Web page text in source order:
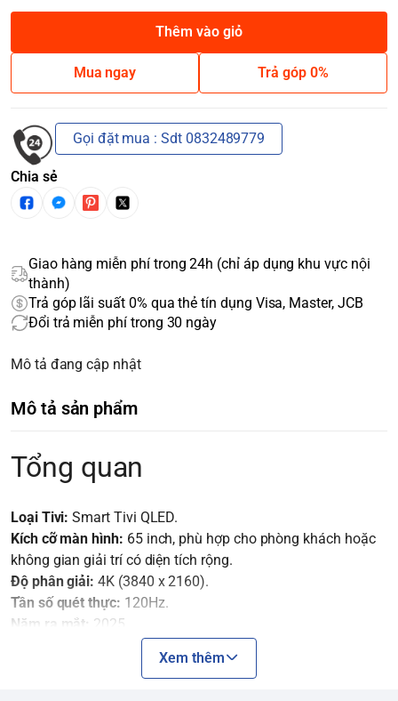
Thêm vào giỏ
Mua ngay Trả góp 0%
Gọi đặt mua : Sdt 0832489779
Chia sẻ
Giao hàng miễn phí trong 24h (chỉ áp dụng khu vực nội
thành)
Trả góp lãi suất 0% qua thẻ tín dụng Visa, Master, JCB
Đổi trả miễn phí trong 30 ngày
Mô tả đang cập nhật
Mô tả sản phẩm
Tổng quan
Loại Tivi: Smart Tivi QLED.
Kích cỡ màn hình: 65 inch, phù hợp cho phòng khách hoặc
không gian giải trí có diện tích rộng.
Độ phân giải: 4K (3840 x 2160).
Tần số quét thực: 120Hz.
Năm ra mắt: 2025.
Tizen™ OS.
Xem thêm